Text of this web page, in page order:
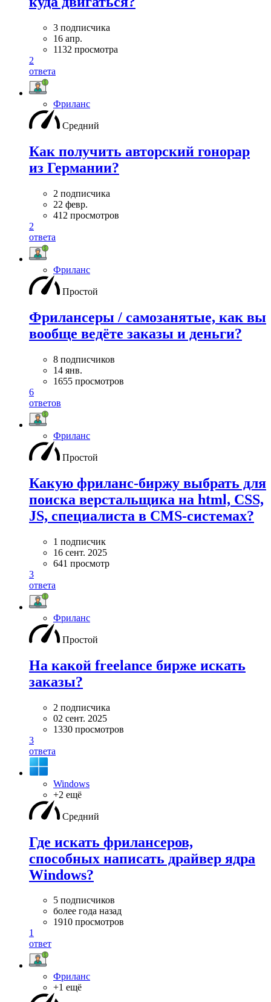
3 подписчика
16 апр.
1132 просмотра
2
ответа
Фриланс
Средний
Как получить авторский гонорар
из Германии?
2 подписчика
22 февр.
412 просмотров
2
ответа
Фриланс
Простой
Фрилансеры / самозанятые, как вы
вообще ведёте заказы и деньги?
8 подписчиков
14 янв.
1655 просмотров
6
ответов
Фриланс
Простой
Какую фриланс-биржу выбрать для
поиска верстальщика на html, CSS,
JS, специалиста в CMS-системах?
1 подписчик
16 сент. 2025
641 просмотр
3
ответа
Фриланс
Простой
На какой freelance бирже искать
заказы?
2 подписчика
02 сент. 2025
1330 просмотров
3
ответа
Windows
+2 ещё
Средний
Где искать фрилансеров,
способных написать драйвер ядра
Windows?
5 подписчиков
более года назад
1910 просмотров
1
ответ
Фриланс
+1 ещё